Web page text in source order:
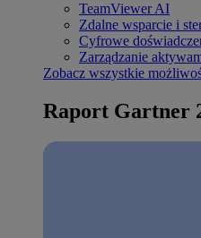
TeamViewer AI
Zdalne wsparcie i
Cyfrowe
Zarządzanie
Zobacz wszystkie
Raport Gartner